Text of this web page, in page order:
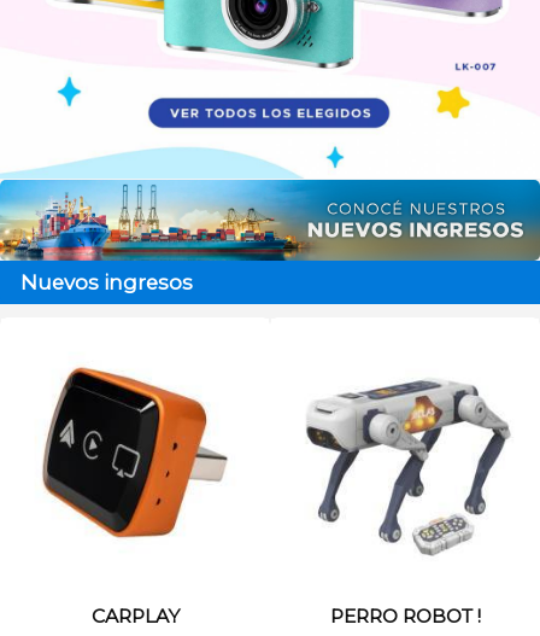
Nuevos ingresos
CARPLAY PERRO ROBOT !